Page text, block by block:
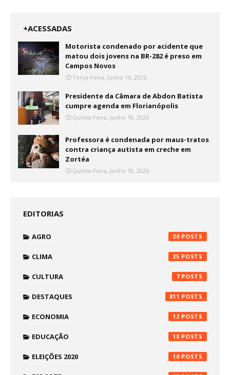
+ACESSADAS
Motorista condenado por acidente que
matou dois jovens na BR-282 é preso em
Campos Novos
Terça-Feira, Junho 16, 2026
Presidente da Câmara de Abdon Batista
cumpre agenda em Florianópolis
Quinta-Feira, Junho 18, 2026
Professora é condenada por maus-tratos
contra criança autista em creche em
Zortéa
Quinta-Feira, Junho 18, 2026
EDITORIAS
AGRO 20
CLIMA 25
CULTURA 7
DESTAQUES 811
ECONOMIA 12
EDUCAÇÃO 18
ELEIÇÕES 2020 10